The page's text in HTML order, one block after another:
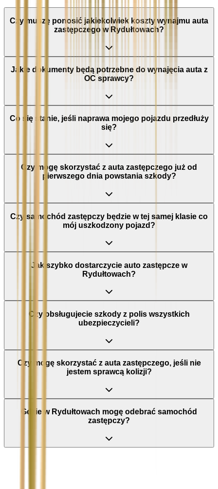
Czy muszę ponosić jakiekolwiek koszty wynajmu auta
zastępczego w Rydułtowach?
Jakie dokumenty będą potrzebne do wynajęcia auta z
OC sprawcy?
Co się stanie, jeśli naprawa mojego pojazdu przedłuży
się?
Czy mogę skorzystać z auta zastępczego już od
pierwszego dnia powstania szkody?
Czy samochód zastępczy będzie w tej samej klasie co
mój uszkodzony pojazd?
Jak szybko dostarczycie auto zastępcze w
Rydułtowach?
Czy obsługujecie szkody z polis wszystkich
ubezpieczycieli?
Czy mogę skorzystać z auta zastępczego, jeśli nie
jestem sprawcą kolizji?
Gdzie w Rydułtowach mogę odebrać samochód
zastępczy?